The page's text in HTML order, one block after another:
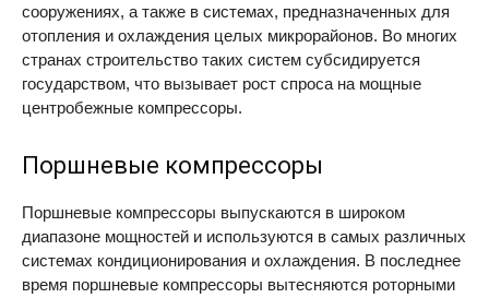
сооружениях, а также в системах, предназначенных для
отопления и охлаждения целых микрорайонов. Во многих
странах строительство таких систем субсидируется
государством, что вызывает рост спроса на мощные
центробежные компрессоры.
Поршневые компрессоры
Поршневые компрессоры выпускаются в широком
диапазоне мощностей и используются в самых различных
системах кондиционирования и охлаждения. В последнее
время поршневые компрессоры вытесняются роторными